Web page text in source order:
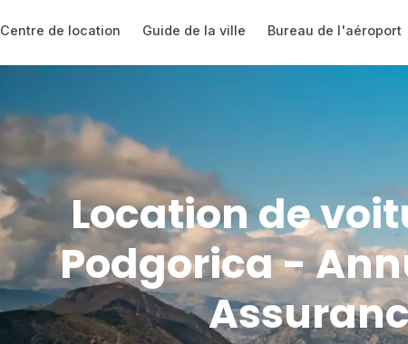
Centre de location Guide de la ville Bureau de l'aéroport
Location de
Podgorica -